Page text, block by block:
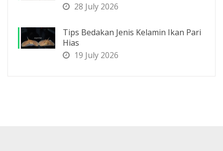
28 July 2026
Tips Bedakan Jenis Kelamin Ikan Pari
Hias
19 July 2026